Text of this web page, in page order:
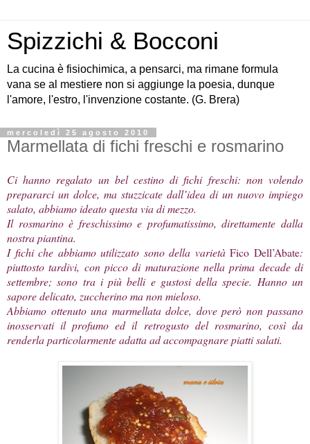
Spizzichi & Bocconi
La cucina è fisiochimica, a pensarci, ma rimane formula
vana se al mestiere non si aggiunge la poesia, dunque
l'amore, l'estro, l'invenzione costante. (G. Brera)
mercoledì 25 agosto 2010
Marmellata di fichi freschi e rosmarino
Ci hanno regalato un bel cestino di fichi freschi: non volendo
prepararci un dolce, ma stuzzicate dall’idea di un nuovo impiego
salato, abbiamo ideato questa via di mezzo.
Il rosmarino è freschissimo e profumatissimo, direttamente dalla
nostra piantina.
I fichi che abbiamo utilizzato sono della varietàFico Dell’Abate:
piuttosto tardivi, con picco di maturazione nella prima decade di
settembre; sono tra i più belli e gustosi della specie. Hanno un
sapore delicato, zuccherino ma non mieloso.
Abbiamo ottenuto una marmellata dolce, dove però non passano
inosservati il profumo ed il retrogusto del rosmarino, così da
renderla particolarmente adatta ad accompagnare piatti salati.